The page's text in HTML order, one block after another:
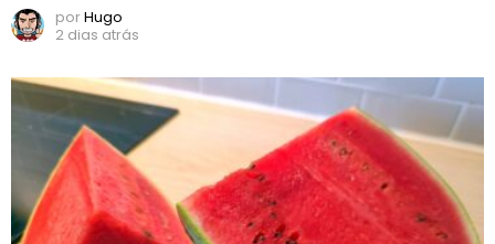
porHugo
2 dias atrás